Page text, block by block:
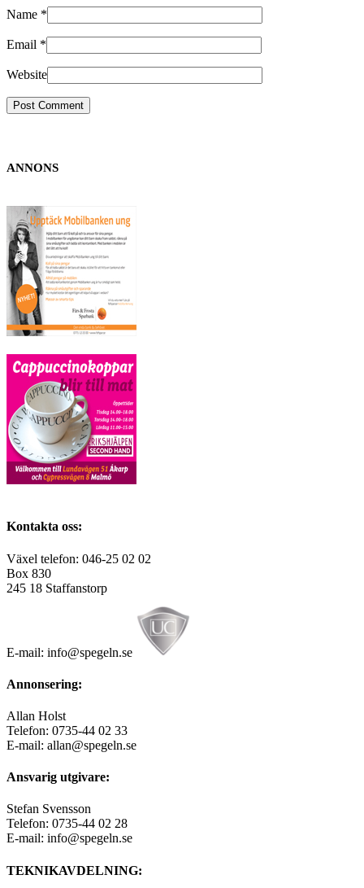
Name *
Email *
Website
ANNONS
Kontakta oss:
Växel telefon: 046-25 02 02
Box 830
245 18 Staffanstorp
E-mail: info@spegeln.se
Annonsering:
Allan Holst
Telefon: 0735-44 02 33
E-mail: allan@spegeln.se
Ansvarig utgivare:
Stefan Svensson
Telefon: 0735-44 02 28
E-mail: info@spegeln.se
TEKNIKAVDELNING: